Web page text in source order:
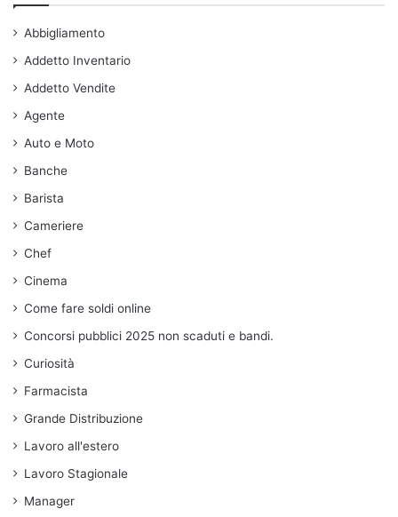
Abbigliamento
Addetto Inventario
Addetto Vendite
Agente
Auto e Moto
Banche
Barista
Cameriere
Chef
Cinema
Come fare soldi online
Concorsi pubblici 2025 non scaduti e bandi.
Curiosità
Farmacista
Grande Distribuzione
Lavoro all'estero
Lavoro Stagionale
Manager